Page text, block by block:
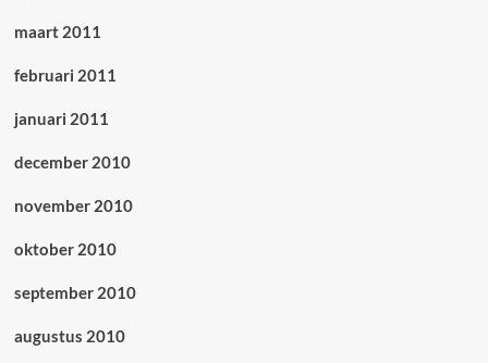
maart 2011
februari 2011
januari 2011
december 2010
november 2010
oktober 2010
september 2010
augustus 2010